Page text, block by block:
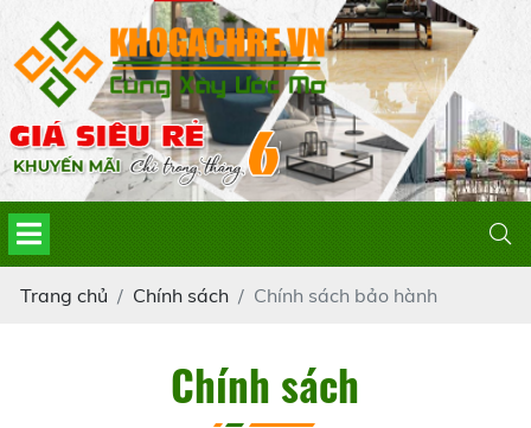
Trang chủ Chính sách Chính sách bảo hành
Chính sách